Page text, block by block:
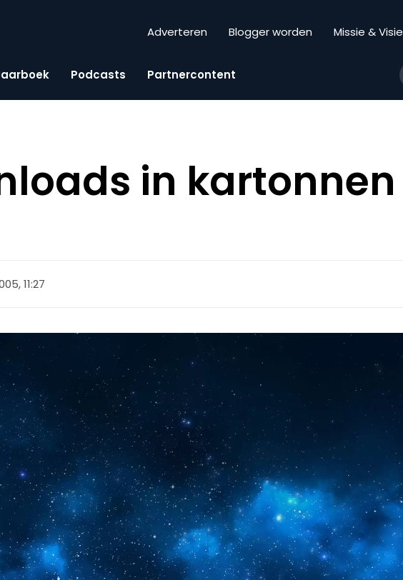
Adverteren Blogger worden Missie & Visie
Podcasts Partnercontent
in kartonnen
11:27